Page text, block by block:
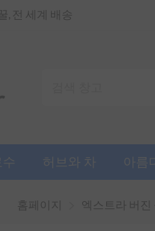
, 전 세계 배송
허브와 차 아름
홈페이지 엑스트라 버진